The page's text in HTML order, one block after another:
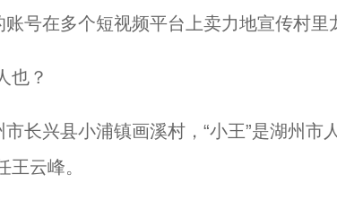
账号在多个短视频平台上卖力地宣传村里
？
长兴县小浦镇画溪村，“小王”是湖州市
王云峰。